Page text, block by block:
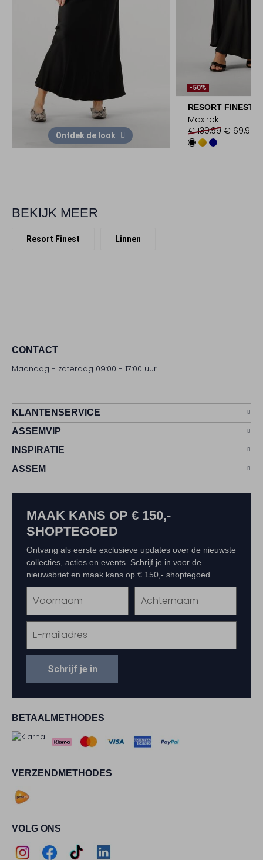
Ontdek de look
-50%
RESORT FINEST
Maxirok
€ 139,99 € 69,99
BEKIJK MEER
Resort Finest Linnen
CONTACT
Maandag - zaterdag 09:00 - 17:00 uur
KLANTENSERVICE
ASSEMVIP
INSPIRATIE
ASSEM
BETAALMETHODES
VERZENDMETHODES
VOLG ONS
MAAK KANS OP € 150,-
SHOPTEGOED
Ontvang als eerste exclusieve updates over de nieuwste
collecties, acties en events. Schrijf je in voor de
nieuwsbrief en maak kans op € 150,- shoptegoed.
Schrijf je in